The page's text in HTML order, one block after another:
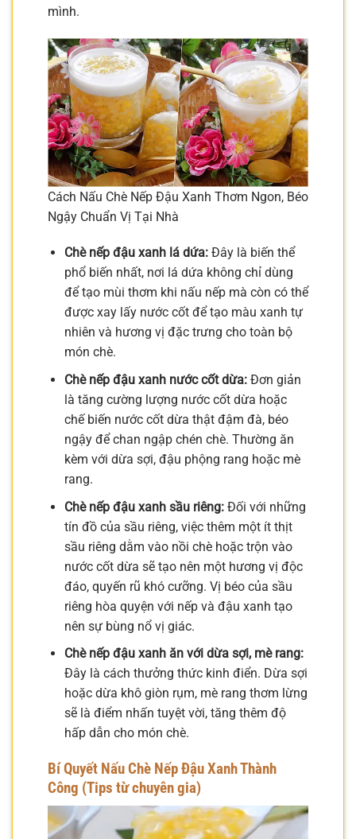
mình.
Cách Nấu Chè Nếp Đậu Xanh Thơm Ngon, Béo
Ngậy Chuẩn Vị Tại Nhà
Chè nếp đậu xanh lá dứa:Đây là biến thể
phổ biến nhất, nơi lá dứa không chỉ dùng
để tạo mùi thơm khi nấu nếp mà còn có thể
được xay lấy nước cốt để tạo màu xanh tự
nhiên và hương vị đặc trưng cho toàn bộ
món chè.
Chè nếp đậu xanh nước cốt dừa:Đơn giản
là tăng cường lượng nước cốt dừa hoặc
chế biến nước cốt dừa thật đậm đà, béo
ngậy để chan ngập chén chè. Thường ăn
kèm với dừa sợi, đậu phộng rang hoặc mè
rang.
Chè nếp đậu xanh sầu riêng:Đối với những
tín đồ của sầu riêng, việc thêm một ít thịt
sầu riêng dằm vào nồi chè hoặc trộn vào
nước cốt dừa sẽ tạo nên một hương vị độc
đáo, quyến rũ khó cưỡng. Vị béo của sầu
riêng hòa quyện với nếp và đậu xanh tạo
nên sự bùng nổ vị giác.
Chè nếp đậu xanh ăn với dừa sợi, mè rang:
Đây là cách thưởng thức kinh điển. Dừa sợi
hoặc dừa khô giòn rụm, mè rang thơm lừng
sẽ là điểm nhấn tuyệt vời, tăng thêm độ
hấp dẫn cho món chè.
Bí Quyết Nấu Chè Nếp Đậu Xanh Thành
Công (Tips từ chuyên gia)